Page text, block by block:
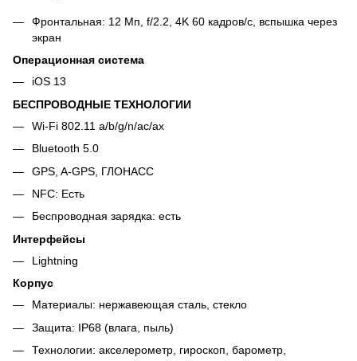
Фронтальная: 12 Мп, f/2.2, 4K 60 кадров/с, вспышка через
экран
Операционная система
iOS 13
БЕСПРОВОДНЫЕ ТЕХНОЛОГИИ
Wi-Fi 802.11 a/b/g/n/ac/ax
Bluetooth 5.0
GPS, A-GPS, ГЛОНАСС
NFC: Есть
Беспроводная зарядка: есть
Интерфейсы
Lightning
Корпус
Материалы: нержавеющая сталь, стекло
Защита: IP68 (влага, пыль)
Технологии: акселерометр, гироскоп, барометр,